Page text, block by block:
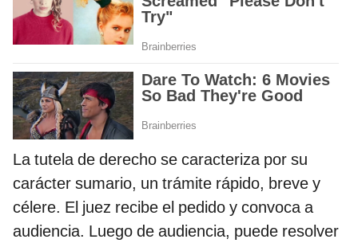
La tutela de derecho se caracteriza por su
carácter sumario, un trámite rápido, breve y
célere. El juez recibe el pedido y convoca a
audiencia. Luego de audiencia, puede resolver